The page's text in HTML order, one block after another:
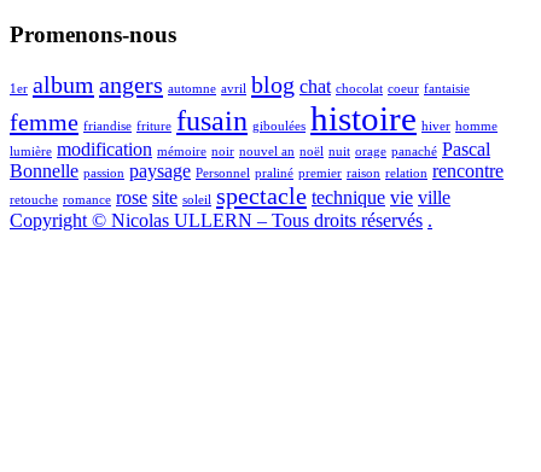
Promenons-nous
1er album angers automne avril blog chat chocolat coeur fantaisie
femme friandise friture fusain giboulées histoire hiver homme
lumière modification mémoire noir nouvel an noël nuit orage panaché Pascal
Bonnelle passion paysage Personnel praliné premier raison relation rencontre
retouche romance rose site soleil spectacle technique vie ville
Copyright © Nicolas ULLERN – Tous droits réservés .